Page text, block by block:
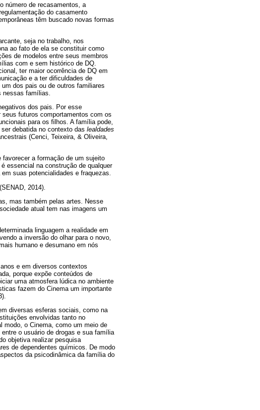
número de recasamentos, a
do casamento
têm buscado novas formas
seja no trabalho, nos
ao fato de ela se constituir como
de modelos entre seus membros
com e sem histórico de DQ.
ter maior ocorrência de DQ em
e a ter dificuldades de
dos pais ou de outros familiares
famílias.
dos pais. Por esse
futuros comportamentos com os
para os filhos. A família pode,
debatida no contexto das lealdades
(Cenci, Teixeira, & Oliveira,
a formação de um sujeito
essencial na construção de qualquer
suas potencialidades e fraquezas.
2014).
mas também pelas artes. Nesse
atual tem nas imagens um
linguagem a realidade em
a inversão do olhar para o novo,
humano e desumano em nós
e em diversos contextos
porque expõe conteúdos de
uma atmosfera lúdica no ambiente
fazem do Cinema um importante
diversas esferas sociais, como na
envolvidas tanto no
modo, o Cinema, como um meio de
o usuário de drogas e sua família
objetiva realizar pesquisa
de dependentes químicos. De modo
da psicodinâmica da família do